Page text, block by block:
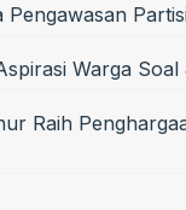
Warga
Raih